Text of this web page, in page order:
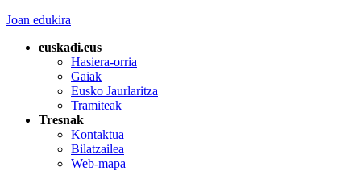
Joan edukira
euskadi.eus
Hasiera-orria
Gaiak
Eusko Jaurlaritza
Tramiteak
Tresnak
Kontaktua
Bilatzailea
Web-mapa